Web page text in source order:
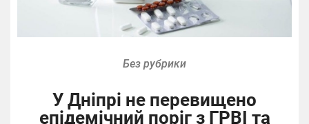
Без рубрики
У Дніпрі не перевищено
епідемічний поріг з ГРВІ та